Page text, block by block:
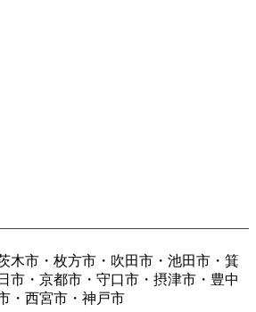
木市・枚方市・吹田市・池田市・箕
市・京都市・守口市・摂津市・豊中
・西宮市・神戸市